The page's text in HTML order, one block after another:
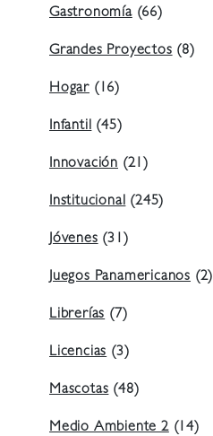
Gastronomía(66)
Grandes Proyectos (8)
Hogar (16)
Infantil (45)
Innovación (21)
Institucional (245)
Jóvenes (31)
Juegos Panamericanos (2)
Librerías (7)
Licencias (3)
Mascotas (48)
Medio Ambiente 2(14)